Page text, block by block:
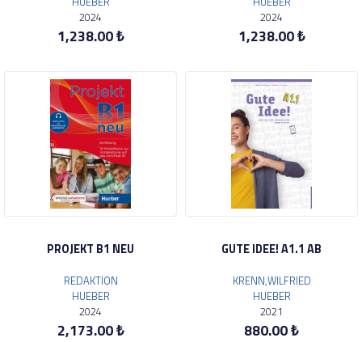
2024
1,238.00 ₺
2024
1,238.00 ₺
PROJEKT B1 NEU
REDAKTION
HUEBER
2024
2,173.00 ₺
GUTE IDEE! A1.1 AB
KRENN,WILFRIED
HUEBER
2021
880.00 ₺